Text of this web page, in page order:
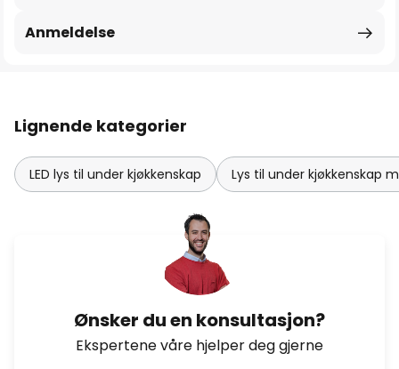
Anmeldelse
Lignende kategorier
LED lys til under kjøkkenskap Lys til under kjøkkenskap
Ønsker du en konsultasjon?
Ekspertene våre hjelper deg gjerne